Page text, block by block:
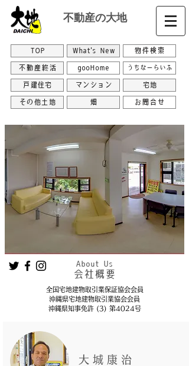
不動産の大地
TOP What's New 物件検索
不動産終活 gooHome うちなーらいふ
戸建住宅 マンション 宅地
その他土地 畑 お問合せ
About Us
会社概要
全国宅地建物取引業保証協会会員
沖縄県宅地建物取引業協会会員
​沖縄県知事免許 (3) 第4024号
大 城 康 治